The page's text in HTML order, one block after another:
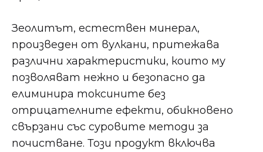
Зеолитът, естествен минерал,
произведен от вулкани, притежава
различни характеристики, които му
позволяват нежно и безопасно да
елиминира токсините без
отрицателните ефекти, обикновено
свързани със суровите методи за
почистване. Този продукт включва